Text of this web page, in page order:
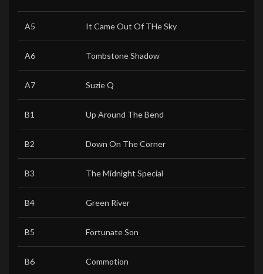
A5 It Came Out Of THe Sky
A6 Tombstone Shadow
A7 Suzie Q
B1 Up Around The Bend
B2 Down On The Corner
B3 The Midnight Special
B4 Green River
B5 Fortunate Son
B6 Commotion